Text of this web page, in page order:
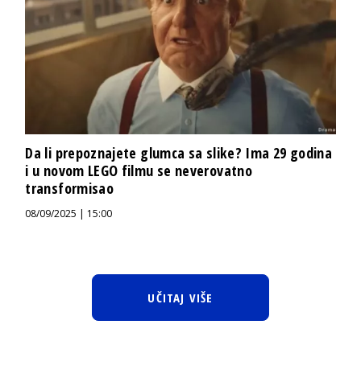
Da li prepoznajete glumca sa slike? Ima 29 godina
i u novom LEGO filmu se neverovatno
transformisao
08/09/2025 | 15:00
UČITAJ VIŠE